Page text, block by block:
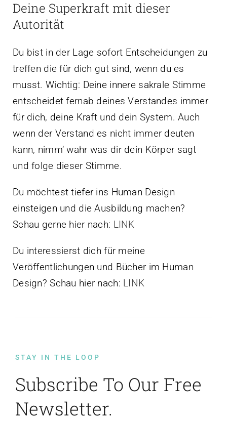
Deine Superkraft mit dieser
Autorität
Du bist in der Lage sofort Entscheidungen zu
treffen die für dich gut sind, wenn du es
musst. Wichtig: Deine innere sakrale Stimme
entscheidet fernab deines Verstandes immer
für dich, deine Kraft und dein System. Auch
wenn der Verstand es nicht immer deuten
kann, nimm‘ wahr was dir dein Körper sagt
und folge dieser Stimme.
Du möchtest tiefer ins Human Design
einsteigen und die Ausbildung machen?
Schau gerne hier nach: LINK
Du interessierst dich für meine
Veröffentlichungen und Bücher im Human
Design? Schau hier nach: LINK
STAY IN THE LOOP
Subscribe To Our Free
Newsletter.